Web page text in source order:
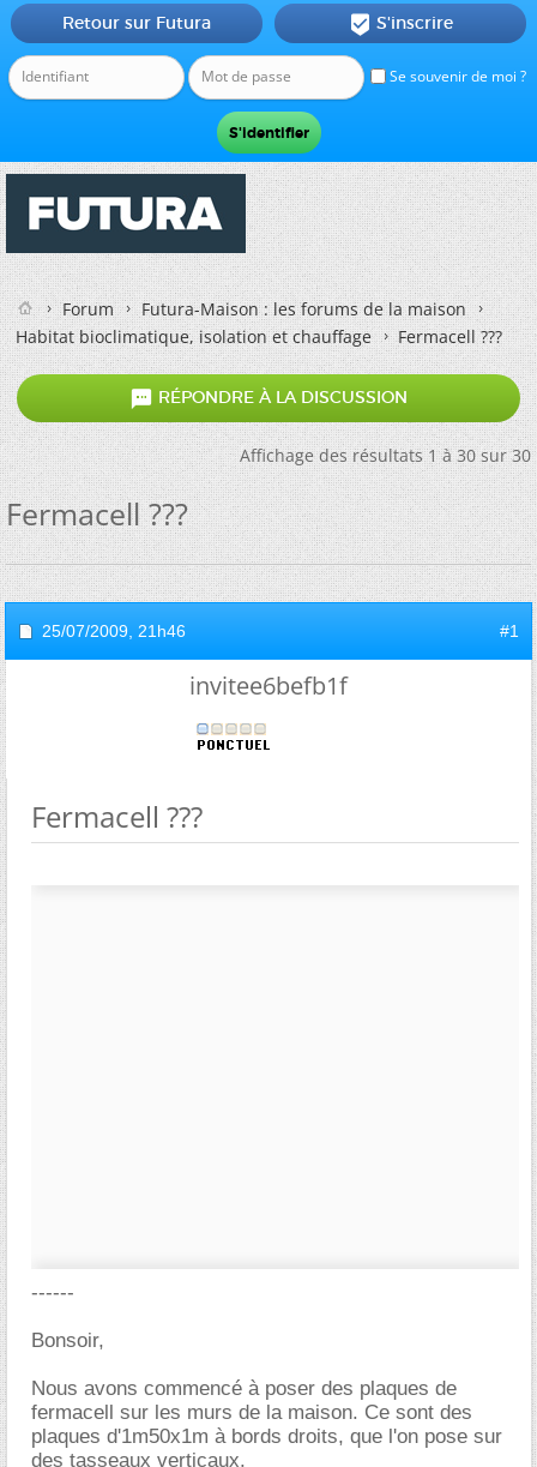
Se souvenir de moi ?
Retour sur Futura  S'inscrire
Forum
Futura-Maison : les forums de la maison
Habitat bioclimatique, isolation et chauffage
Fermacell ???
 RÉPONDRE À LA DISCUSSION
Affichage des résultats 1 à 30 sur 30
Fermacell ???
25/07/2009, 21h46 #1
invitee6befb1f
Fermacell ???
------
Bonsoir,
Nous avons commencé à poser des plaques de
fermacell sur les murs de la maison. Ce sont des
plaques d'1m50x1m à bords droits, que l'on pose sur
des tasseaux verticaux.